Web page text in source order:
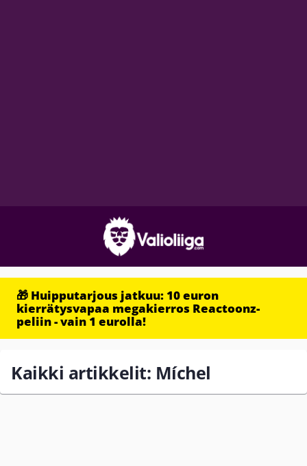
🎁 Huipputarjous jatkuu: 10 euron
kierrätysvapaa megakierros Reactoonz-
peliin - vain 1 eurolla!
Kaikki artikkelit: Míchel